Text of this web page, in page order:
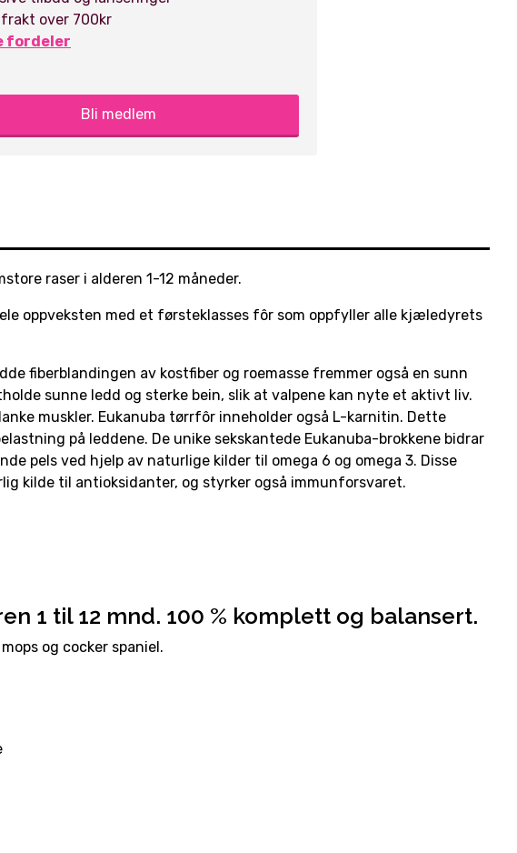
over 700kr
fordeler
Bli medlem
raser i alderen 1-12 måneder.
oppveksten med et førsteklasses fôr som oppfyller alle kjæledyrets
fiberblandingen av kostfiber og roemasse fremmer også en sunn
sunne ledd og sterke bein, slik at valpene kan nyte et aktivt liv.
muskler. Eukanuba tørrfôr inneholder også L-karnitin. Dette
på leddene. De unike sekskantede Eukanuba-brokkene bidrar
pels ved hjelp av naturlige kilder til omega 6 og omega 3. Disse
kilde til antioksidanter, og styrker også immunforsvaret.
1 til 12 mnd. 100 % komplett og balansert.
og cocker spaniel.